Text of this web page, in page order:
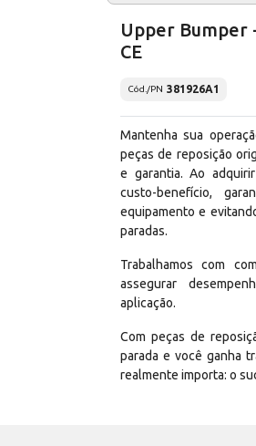
Upper Bumper
CE
Cód./PN 381926A1
Mantenha sua
peças de reposição
e garantia. Ao
custo-benefício,
equipamento e
paradas.
Trabalhamos com
assegurar
aplicação.
Com peças de
parada e você ganha
realmente importa: o